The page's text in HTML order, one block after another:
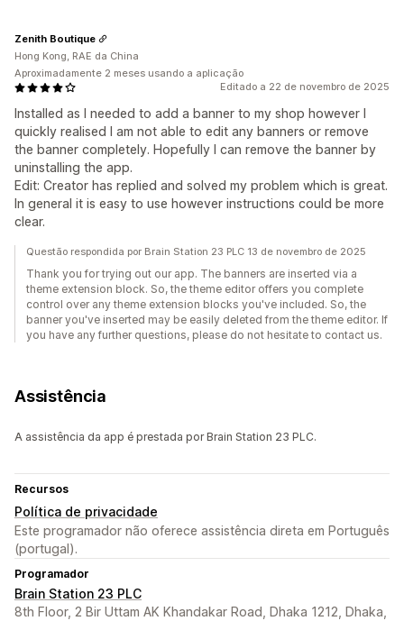
Editado a 22 de novembro de 2025
Installed as I needed to add a banner to my shop however I
quickly realised I am not able to edit any banners or remove
the banner completely. Hopefully I can remove the banner by
uninstalling the app.
Edit: Creator has replied and solved my problem which is great.
In general it is easy to use however instructions could be more
clear.
Zenith Boutique
Hong Kong, RAE da China
Aproximadamente 2 meses usando a aplicação
Questão respondida por Brain Station 23 PLC 13 de novembro de 2025
Thank you for trying out our app. The banners are inserted via a
theme extension block. So, the theme editor offers you complete
control over any theme extension blocks you've included. So, the
banner you've inserted may be easily deleted from the theme editor. If
you have any further questions, please do not hesitate to contact us.
Assistência
A assistência da app é prestada por Brain Station 23 PLC.
Recursos
Política de privacidade
Este programador não oferece assistência direta em Português
(portugal).
Programador
Brain Station 23 PLC
8th Floor, 2 Bir Uttam AK Khandakar Road, Dhaka 1212, Dhaka,